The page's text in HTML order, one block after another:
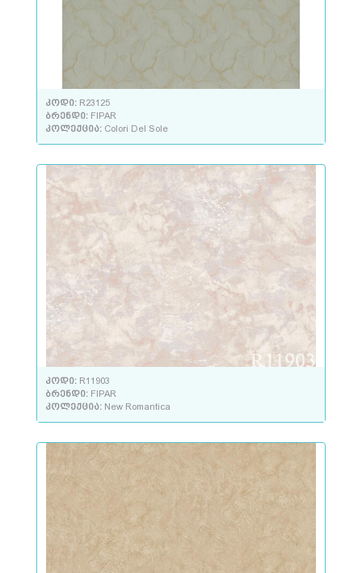
კოდი: R23125
ბრენდი: FIPAR
კოლექცია: Colori Del Sole
კოდი: R11903
ბრენდი: FIPAR
კოლექცია: New Romantica